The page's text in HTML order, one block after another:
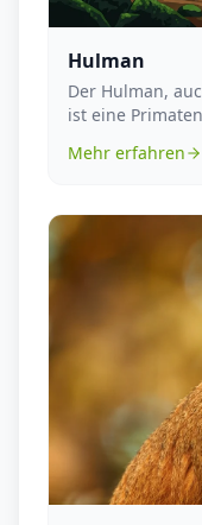
Hulman
Der Hulman,
ist eine
Mehr erfahren